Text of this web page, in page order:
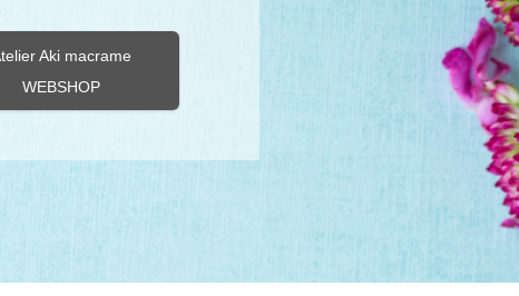
Aki macrame
WEBSHOP